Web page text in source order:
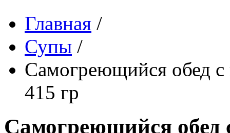
Главная /
Супы /
Самогреющийся обед с
415 гр
Самогреющийся обед